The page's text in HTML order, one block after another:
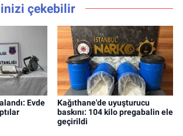
çekebilir
Evde
Kağıthane'de uyuşturucu
baskını: 104 kilo pregabalin ele
geçirildi